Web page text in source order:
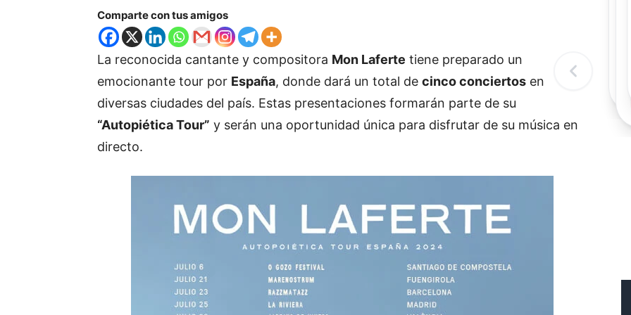
Comparte con tus amigos
La reconocida cantante y compositora Mon Laferte tiene preparado un
emocionante tour por España, donde dará un total de cinco conciertos en
diversas ciudades del país. Estas presentaciones formarán parte de su
“Autopiética Tour” y serán una oportunidad única para disfrutar de su música en
directo.